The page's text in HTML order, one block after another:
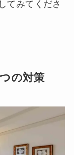
てみてくださ
の対策